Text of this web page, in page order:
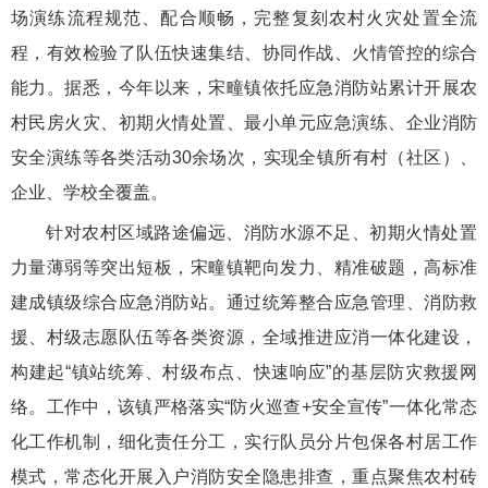
场演练流程规范、配合顺畅，完整复刻农村火灾处置全流
程，有效检验了队伍快速集结、协同作战、火情管控的综合
能力。据悉，今年以来，宋疃镇依托应急消防站累计开展农
村民房火灾、初期火情处置、最小单元应急演练、企业消防
安全演练等各类活动30余场次，实现全镇所有村（社区）、
企业、学校全覆盖。
针对农村区域路途偏远、消防水源不足、初期火情处置
力量薄弱等突出短板，宋疃镇靶向发力、精准破题，高标准
建成镇级综合应急消防站。通过统筹整合应急管理、消防救
援、村级志愿队伍等各类资源，全域推进应消一体化建设，
构建起“镇站统筹、村级布点、快速响应”的基层防灾救援网
络。工作中，该镇严格落实“防火巡查+安全宣传”一体化常态
化工作机制，细化责任分工，实行队员分片包保各村居工作
模式，常态化开展入户消防安全隐患排查，重点聚焦农村砖